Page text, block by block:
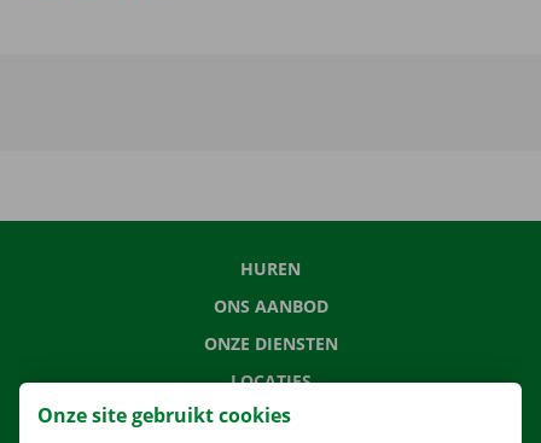
HUREN
ONS AANBOD
ONZE DIENSTEN
LOCATIES
APP
Onze site gebruikt cookies